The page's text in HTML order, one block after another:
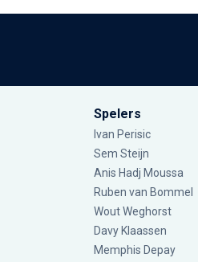
Spelers
Ivan Perisic
Sem Steijn
Anis Hadj Moussa
Ruben van Bommel
Wout Weghorst
Davy Klaassen
Memphis Depay